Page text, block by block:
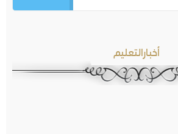
أخبارالتعليم